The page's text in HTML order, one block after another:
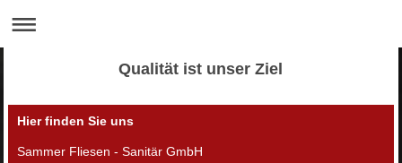
Qualität ist unser Ziel
Hier finden Sie uns
Sammer Fliesen - Sanitär GmbH